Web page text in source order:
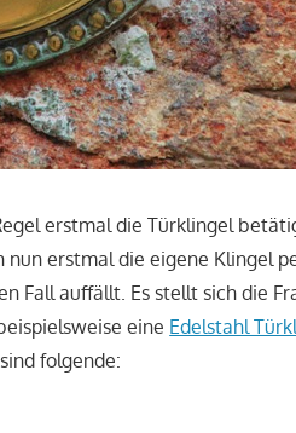
erstmal die Türklingel
erstmal die eigene Klingel
Fall auffällt. Es stellt sich die
eine Edelstahl
folgende: